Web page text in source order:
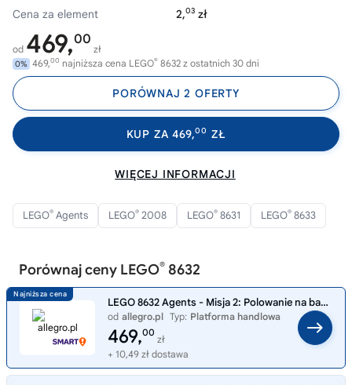
Cena za element
2,03 zł
od 469,00
zł
0% 469,00 najniższa cena LEGO® 8632 z ostatnich 30 dni
PORÓWNAJ 2 OFERTY
KUP ZA 469,00 ZŁ
WIĘCEJ INFORMACJI
LEGO® Agents LEGO® 2008 LEGO® 8631 LEGO® 8633
Porównaj ceny LEGO® 8632
LEGO 8632 Agents - Misja 2: Polowanie na bagnach
od allegro.pl Typ: Platforma handlowa
469,00
zł
+ 10,49 zł dostawa